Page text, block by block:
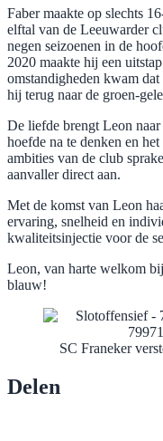
Faber maakte op slechts
elftal van de Leeuwarder
negen seizoenen in de
2020 maakte hij een
omstandigheden kwam
hij terug naar de groen-
De liefde brengt Leon
hoefde na te denken en
ambities van de club
aanvaller direct aan.
Met de komst van Leon
ervaring, snelheid en
kwaliteitsinjectie voor de
Leon, van harte welkom
blauw!
SC Franeker
Delen